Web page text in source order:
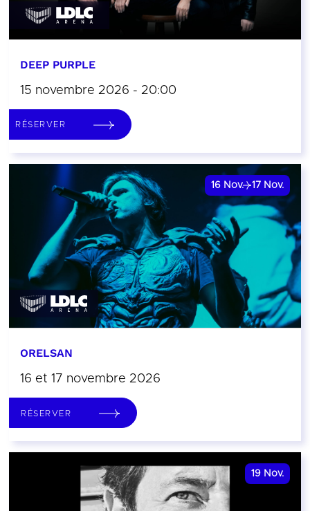
DEEP PURPLE
15 novembre 2026 - 20:00
RÉSERVER
16 Nov. 17 Nov.
ORELSAN
16 et 17 novembre 2026
RÉSERVER
19 Nov.